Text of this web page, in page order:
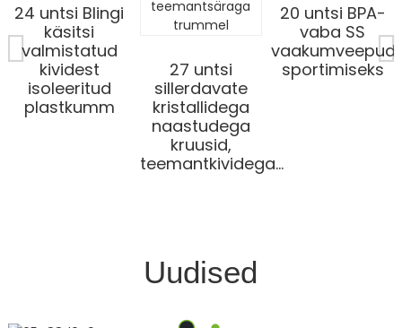
24 untsi Blingi
käsitsi
valmistatud
kividest
isoleeritud
plastkumm
27 untsi
sillerdavate
kristallidega
naastudega
kruusid,
teemantkividega...
20 untsi BPA-
vaba SS
sportimiseks
Uudised